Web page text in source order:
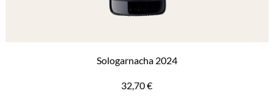
Sologarnacha 2024
32,70€